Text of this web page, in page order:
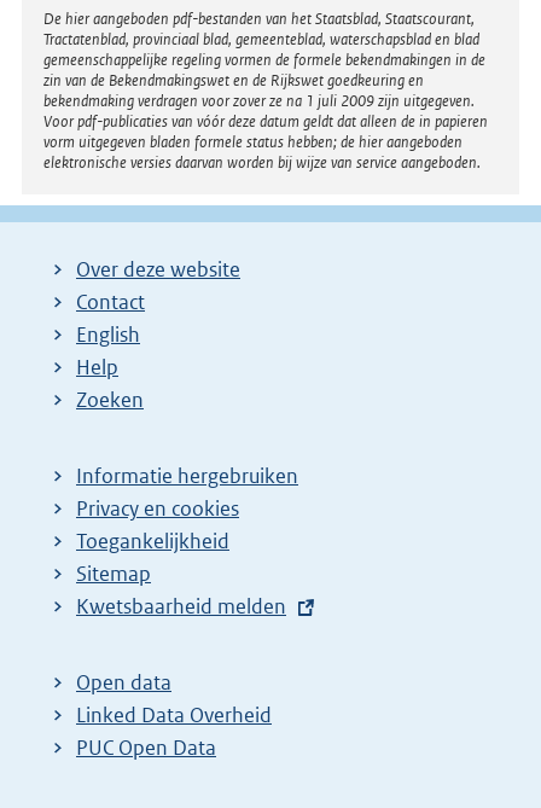
Disclaimer
De hier aangeboden pdf-bestanden van het Staatsblad, Staatscourant,
Tractatenblad, provinciaal blad, gemeenteblad, waterschapsblad en blad
gemeenschappelijke regeling vormen de formele bekendmakingen in de
zin van de Bekendmakingswet en de Rijkswet goedkeuring en
bekendmaking verdragen voor zover ze na 1 juli 2009 zijn uitgegeven.
Voor pdf-publicaties van vóór deze datum geldt dat alleen de in papieren
vorm uitgegeven bladen formele status hebben; de hier aangeboden
elektronische versies daarvan worden bij wijze van service aangeboden.
Over deze website
Contact
English
Help
Zoeken
Informatie hergebruiken
Privacy en cookies
Toegankelijkheid
Sitemap
E
t
e
r
Kwetsbaarheid melden
Open data
Linked Data Overheid
PUC Open Data